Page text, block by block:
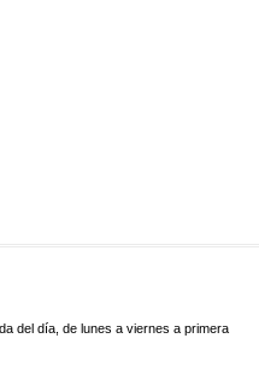
del día, de lunes a viernes a primera